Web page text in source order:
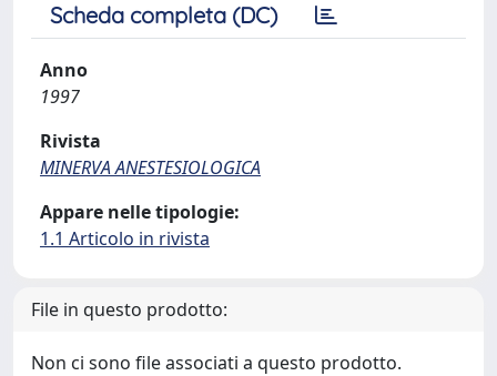
Scheda completa (DC)
Anno
1997
Rivista
MINERVA ANESTESIOLOGICA
Appare nelle tipologie:
1.1 Articolo in rivista
File in questo prodotto:
Non ci sono file associati a questo prodotto.